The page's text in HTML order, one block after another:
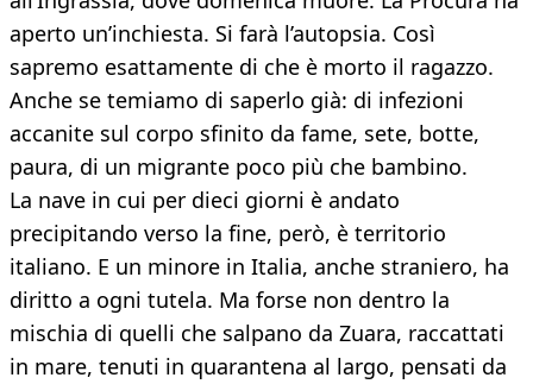
aperto un’inchiesta. Si farà l’autopsia. Così
sapremo esattamente di che è morto il ragazzo.
Anche se temiamo di saperlo già: di infezioni
accanite sul corpo sfinito da fame, sete, botte,
paura, di un migrante poco più che bambino.
La nave in cui per dieci giorni è andato
precipitando verso la fine, però, è territorio
italiano. E un minore in Italia, anche straniero, ha
diritto a ogni tutela. Ma forse non dentro la
mischia di quelli che salpano da Zuara, raccattati
in mare, tenuti in quarantena al largo, pensati da